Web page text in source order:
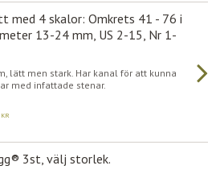
med 4 skalor: Omkrets 41 - 76 i
13-24 mm, US 2-15, Nr 1-
lätt men stark. Har kanal för att kunna
med infattade stenar.
KR
3st, välj storlek.